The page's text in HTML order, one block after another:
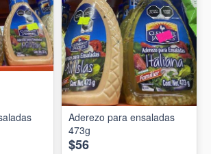
Aderezo para ensaladas
473g
$56